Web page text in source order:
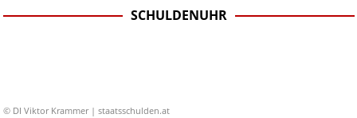
SCHULDENUHR
© DI Viktor Krammer | staatsschulden.at